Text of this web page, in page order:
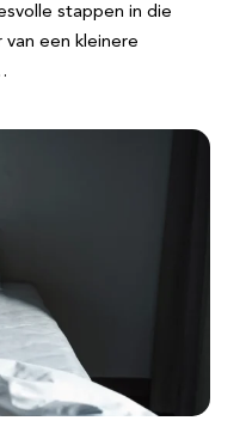
stappen in die
een kleinere